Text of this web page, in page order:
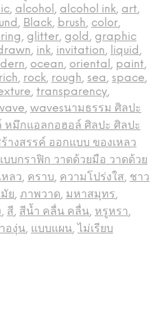
, alcohol , alcohol ink, art,
, Black, brush, color,
, glitter, gold , graphic
, ink, invitation, liquid ,
, ocean, oriental , paint,
rich, rock, rough, sea, space,
, transparency,
, wavesนามธรรม ศิลปะ
มึกแอลกอฮอล์ ศิลปะ ศิลปะ
างสรรค์ ออกแบบ ของเหลว
บกราฟิก วาดด้วยมือ วาดด้วย
หลว, คราบ, ความโปร่งใส, ชาว
ย, ภาพวาด, มหาสมุทร,
, สี, สีน้ำ คลื่น คลื่น, หรูหรา,
องุ่น, แบบแผน, ไม่เรียบ